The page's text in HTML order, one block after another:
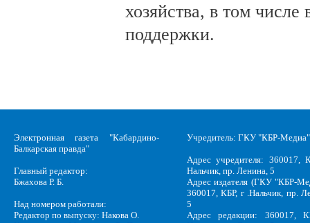
хозяйства, в том числе
поддержки.
Электронная газета "Кабардино-
Балкарская правда"
Главный редактор:
Бжахова Р. Б.
Над номером работали:
Редактор по выпуску: Накова О.
Учредитель: ГКУ "КБР-Медиа"
Адрес учредителя: 360017,
Нальчик, пр. Ленина, 5
Адрес издателя (ГКУ "КБР-
360017, КБР, г .Нальчик, пр.
5
Адрес редакции: 360017,